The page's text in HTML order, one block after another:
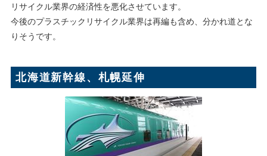
リサイクル業界の経済性を悪化させています。
今後のプラスチックリサイクル業界は再編も含め、分かれ道とな
りそうです。
北海道新幹線、札幌延伸